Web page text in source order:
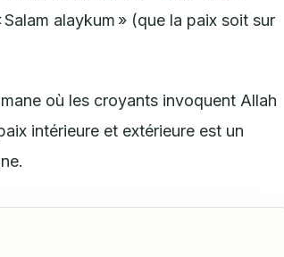
alaykum » (que la paix soit sur
où les croyants invoquent Allah
intérieure et extérieure est un